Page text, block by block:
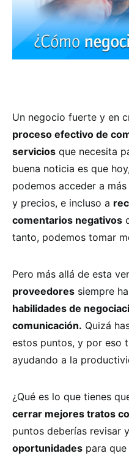
Un negocio fuerte y en
proceso efectivo de
servicios que necesita
buena noticia es que
podemos acceder a
y precios, e incluso a
comentarios negativos
tanto, podemos tomar
Pero más allá de esta
proveedores siempre
habilidades de
comunicación. Quizá
estos puntos, y por eso
ayudando a la
¿Qué es lo que tienes
cerrar mejores tratos
puntos deberías revisar y
oportunidades para